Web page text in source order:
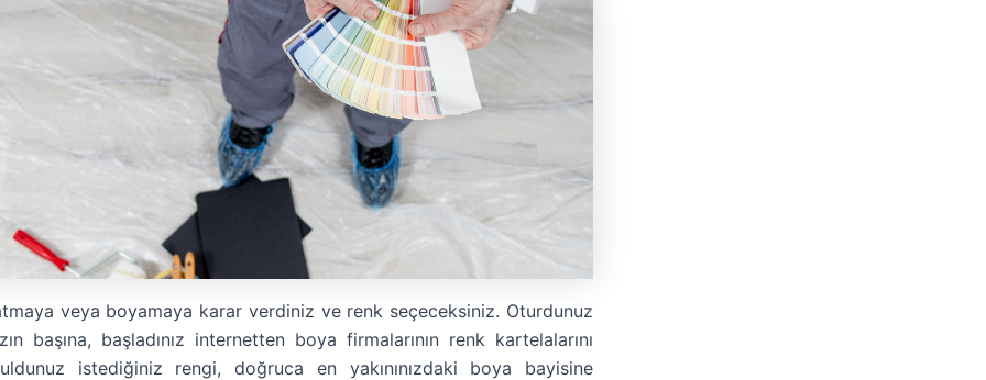
veya boyamaya karar verdiniz ve renk seçeceksiniz. Oturdunuz
başına, başladınız internetten boya firmalarının renk kartelalarını
istediğiniz rengi, doğruca en yakınınızdaki boya bayisine